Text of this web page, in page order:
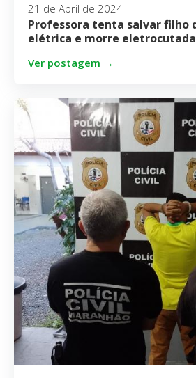
21 de Abril de 2024
Professora tenta salvar filho
elétrica e morre eletrocutada
Ver postagem →